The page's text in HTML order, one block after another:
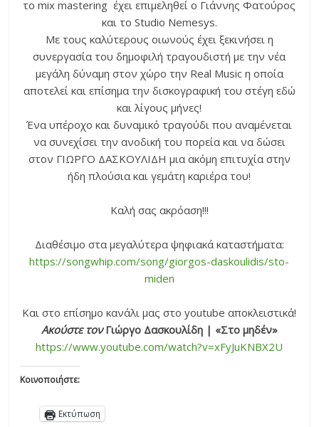
το mix mastering έχει επιμεληθεί ο Γιάννης Φατούρος
και το Studio Nemesys.
Με τους καλύτερους οιωνούς έχει ξεκινήσει η
συνεργασία του δημοφιλή τραγουδιστή με την νέα
μεγάλη δύναμη στον χώρο την Real Music η οποία
αποτελεί και επίσημα την δισκογραφική του στέγη εδώ
και λίγους μήνες!
Ένα υπέροχο και δυναμικό τραγούδι που αναμένεται
να συνεχίσει την ανοδική του πορεία και να δώσει
στον ΓΙΩΡΓΟ ΔΑΣΚΟΥΛΙΔΗ μια ακόμη επιτυχία στην
ήδη πλούσια και γεμάτη καριέρα του!
Καλή σας ακρόαση!!!
Διαθέσιμο στα μεγαλύτερα ψηφιακά καταστήματα:
https://songwhip.com/song/giorgos-daskoulidis/sto-
miden
Και στο επίσημο κανάλι μας στο youtube αποκλειστικά!
Ακούστε τονΓιώργο Δασκουλίδη | «Στο μηδέν»
https://www.youtube.com/watch?v=xFyJuKNBX2U
Κοινοποιήστε:
Εκτύπωση